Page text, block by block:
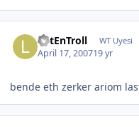
LutEnTroll WT Uyesi
April 17, 200719 yr
bende eth zerker ariom